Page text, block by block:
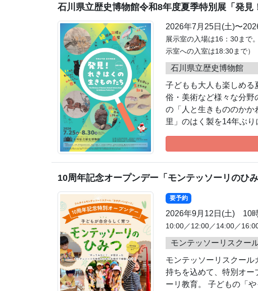
石川県立歴史博物館令和8年度夏季特別展「発見
2026年7月25日(土)〜
展示室の入場は16：30まで
示室への入室は18:30まで）
石川県立歴史博物館
子どもも大人も楽しめる
俗・美術など様々な分野
の「人と生きもののかか
里」のはく製を14年ぶり
10周年記念オープンデー「モンテッソーリのひ
要予約
2026年9月12日(土) 10
10:00／12:00／14:00／
モンテッソーリスクー
モンテッソーリスクー
持ちを込めて、特別オー
ーリ教育。 子どもの「